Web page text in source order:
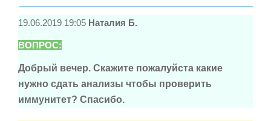
19.06.2019 19:05 Наталия Б.
ВОПРОС:
Добрый вечер. Скажите пожалуйста какие
нужно сдать анализы чтобы проверить
иммунитет? Спасибо.